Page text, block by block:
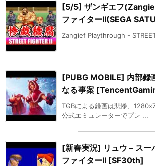
[5/5] ザンギエフ
ファイターII(SEGA
Zangief Playthrough -
[PUBG MOBILE] 内部録
なる事案
TGBによる録画は悲惨、
公式エミュレーターでプレ ...
[新春実況] リュウ – スー
ファイターII [SF30th]